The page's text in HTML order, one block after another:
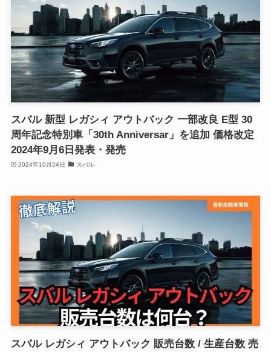
スバル 新型 レガシィ アウトバック 一部改良 E型 30
周年記念特別車「30th Anniversar」を追加 価格改定
2024年9月6日発表・発売
2024年10月24日 スバル
スバル レガシィ アウトバック 販売台数 / 生産台数 売